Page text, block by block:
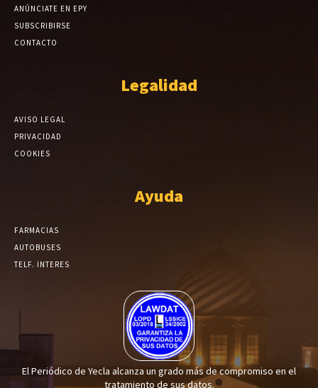
ANÚNCIATE EN EPY
SUBSCRIBIRSE
CONTACTO
Legalidad
AVISO LEGAL
PRIVACIDAD
COOKIES
Ayuda
FARMACIAS
AUTOBUSES
TELF. INTERES
El Periódico de Yecla alcanza un grado más de compromiso en el
tratamiento de sus datos.